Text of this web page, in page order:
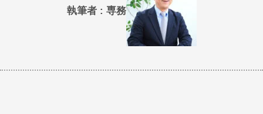
執筆者 : 専務